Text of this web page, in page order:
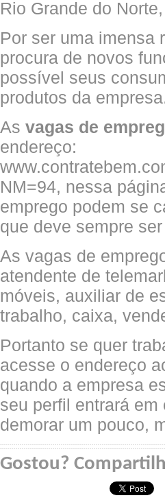
Rio Grande do
Por ser uma imensa
procura de novos
possível seus
produtos da
As vagas de
endereço:
NM=94, nessa
emprego podem se
que deve sempre
As vagas de
atendente de
móveis, auxiliar de
trabalho, caixa,
Portanto se quer
acesse o endereço
quando a empresa
seu perfil entrará
demorar um pouco,
Gostou?